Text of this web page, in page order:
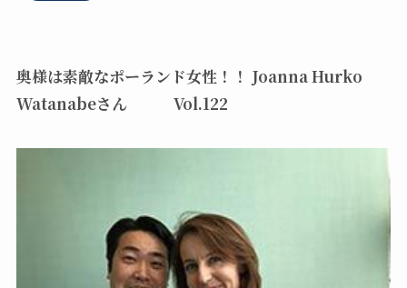
奥様は素敵なポーランド女性！！ Joanna Hurko
Watanabeさん Vol.122